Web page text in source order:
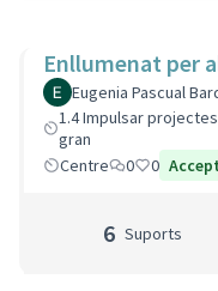
Enllumenat per
Eugenia Pascual
1.4 Impulsar
gran
Centre
0 0
6 Suports